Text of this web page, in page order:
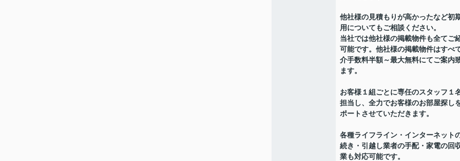
他社様の見積もりが高かったなど初
用についてもご相談ください。
当社では他社様の掲載物件も全てご
可能です。他社様の掲載物件はすべ
介手数料半額～最大無料にてご案内
ます。
お客様１組ごとに専任のスタッフ１
担当し、全力でお客様のお部屋探し
ポートさせていただきます。
各種ライフライン・インターネット
続き・引越し業者の手配・家電の回
業も対応可能です。